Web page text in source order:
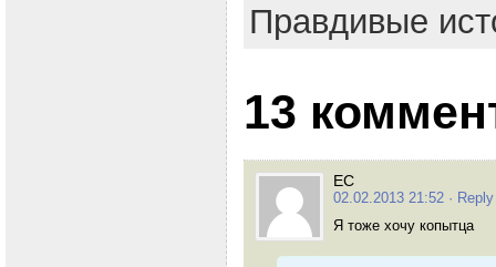
Правдивые
13
ЕС
02.02.2013 21:52 · Reply
Я тоже хочу копытца